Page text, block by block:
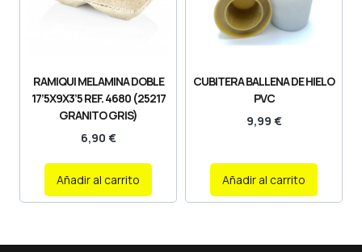
RAMIQUI MELAMINA DOBLE
17’5X9X3’5 REF. 4680 (25217
GRANITO GRIS)
6,90 €
Añadir al carrito
CUBITERA BALLENA DE HIELO
PVC
9,99 €
Añadir al carrito